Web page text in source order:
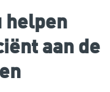
helpen
aan de